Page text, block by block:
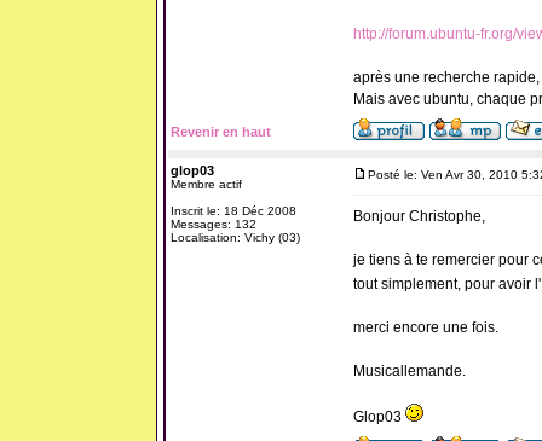
http://forum.ubuntu-fr.org/
après une recherche
Mais avec ubuntu, chaque
Revenir en haut
glop03
Membre actif
Inscrit le: 18 Déc 2008
Messages: 132
Localisation: Vichy (03)
Posté le: Ven Avr 30, 2010
Bonjour Christophe,
je tiens à te remercier pour
tout simplement, pour avoir
merci encore une fois.
Musicallemande.
Glop03